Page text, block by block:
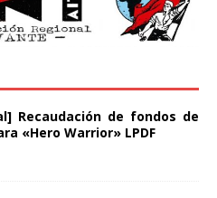
Recaudación de fondos de
«Hero Warrior» LPDF